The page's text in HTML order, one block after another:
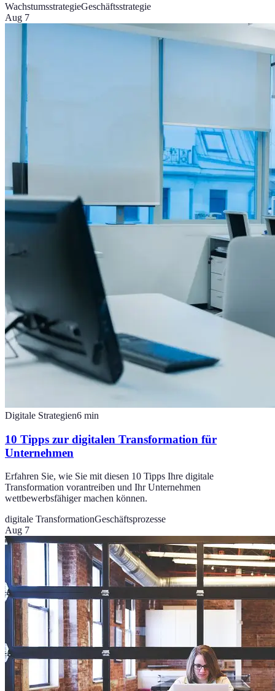
WachstumsstrategieGeschäftsstrategie
Aug 7
Digitale Strategien6 min
10 Tipps zur digitalen Transformation für
Unternehmen
Erfahren Sie, wie Sie mit diesen 10 Tipps Ihre digitale
Transformation vorantreiben und Ihr Unternehmen
wettbewerbsfähiger machen können.
digitale TransformationGeschäftsprozesse
Aug 7